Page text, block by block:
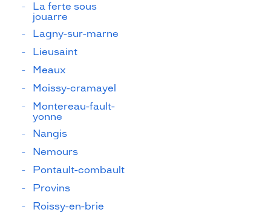
La ferte sous
jouarre
Lagny-sur-marne
Lieusaint
Meaux
Moissy-cramayel
Montereau-fault-
yonne
Nangis
Nemours
Pontault-combault
Provins
Roissy-en-brie